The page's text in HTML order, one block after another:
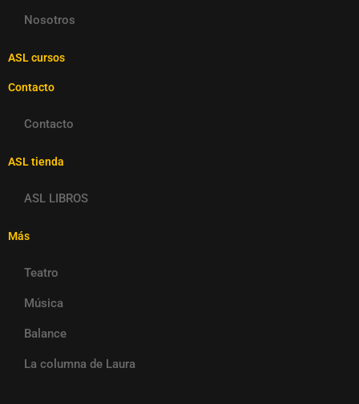
Nosotros
ASL cursos
Contacto
Contacto
ASL tienda
ASL LIBROS
Más
Teatro
Música
Balance
La columna de Laura